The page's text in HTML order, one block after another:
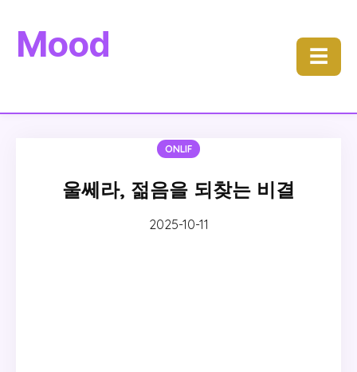
Mood ☰
ONLIF
울쎄라, 젊음을 되찾는 비결
2025-10-11